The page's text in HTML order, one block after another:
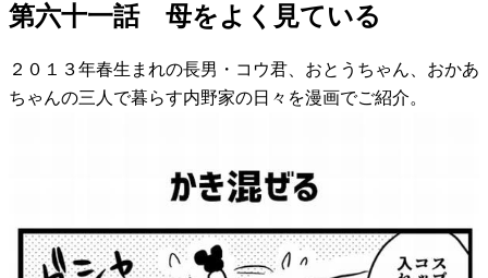
第六十一話 母をよく見ている
２０１３年春生まれの長男・コウ君、おとうちゃん、おかあ
ちゃんの三人で暮らす内野家の日々を漫画でご紹介。